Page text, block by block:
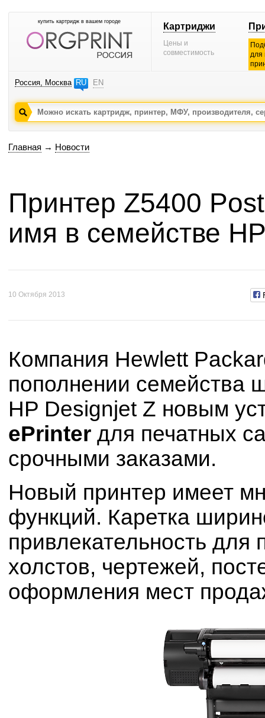
купить картридж в вашем городе Картриджи
Цены и
совместимость
для
Россия, Москва RU EN
Главная → Новости
Принтер Z5400
имя в семействе
10 Октября 2013
Компания Hewlett
пополнении семейства
HP Designjet Z новым
ePrinterдля печатных
срочными заказами.
Новый принтер имеет
функций. Каретка
привлекательность для
холстов, чертежей,
оформления мест